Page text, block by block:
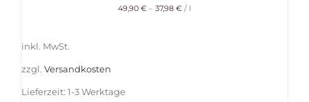
49,90 € – 37,98 € / l
inkl. MwSt.
zzgl. Versandkosten
Lieferzeit: 1-3 Werktage